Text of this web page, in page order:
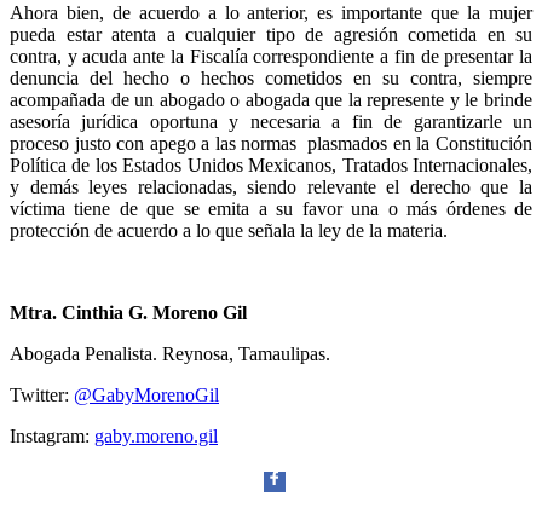
Ahora bien, de acuerdo a lo anterior, es importante que la mujer
pueda estar atenta a cualquier tipo de agresión cometida en su
contra, y acuda ante la Fiscalía correspondiente a fin de presentar la
denuncia del hecho o hechos cometidos en su contra, siempre
acompañada de un abogado o abogada que la represente y le brinde
asesoría jurídica oportuna y necesaria a fin de garantizarle un
proceso justo con apego a las normas plasmados en la Constitución
Política de los Estados Unidos Mexicanos, Tratados Internacionales,
y demás leyes relacionadas, siendo relevante el derecho que la
víctima tiene de que se emita a su favor una o más órdenes de
protección de acuerdo a lo que señala la ley de la materia.
Mtra. Cinthia G. Moreno Gil
Abogada Penalista. Reynosa, Tamaulipas.
Twitter: @GabyMorenoGil
Instagram: gaby.moreno.gil